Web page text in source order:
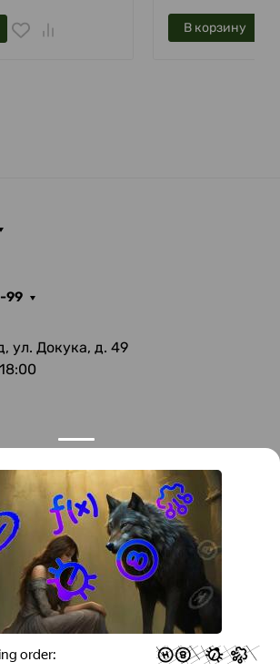
В корзину
99
ул. Докука, д. 49
— материалы для качественной
персональных данных происходит в
законом от 27.07.2006 года №152-ФЗ
на условиях и для целей, определенных
.
Использование информации с сайта без
Информация, указанная на сайте, не
офертой.
3904613126 ОГРН: 1103925020517